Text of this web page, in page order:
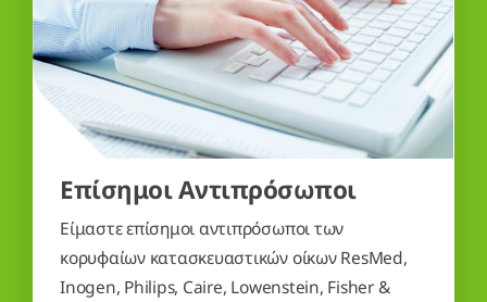
Επίσημοι Αντιπρόσωποι
Είμαστε επίσημοι αντιπρόσωποι των
κορυφαίων κατασκευαστικών οίκων ResMed,
Inogen, Philips, Caire, Lowenstein, Fisher &